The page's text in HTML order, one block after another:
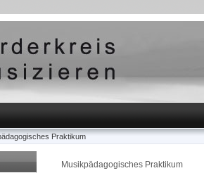
Praktikum
Musikpädagogisches Praktikum